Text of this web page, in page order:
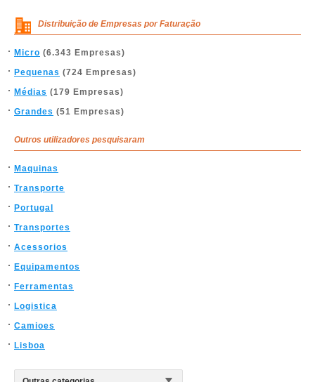
Distribuição de Empresas por Faturação
Micro (6.343 Empresas)
Pequenas (724 Empresas)
Médias (179 Empresas)
Grandes (51 Empresas)
Outros utilizadores pesquisaram
Maquinas
Transporte
Portugal
Transportes
Acessorios
Equipamentos
Ferramentas
Logistica
Camioes
Lisboa